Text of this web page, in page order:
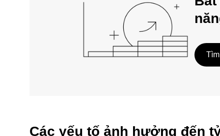
Các yếu tố ảnh hưởng đến